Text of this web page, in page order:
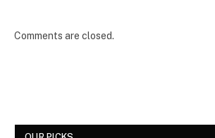
Comments are closed.